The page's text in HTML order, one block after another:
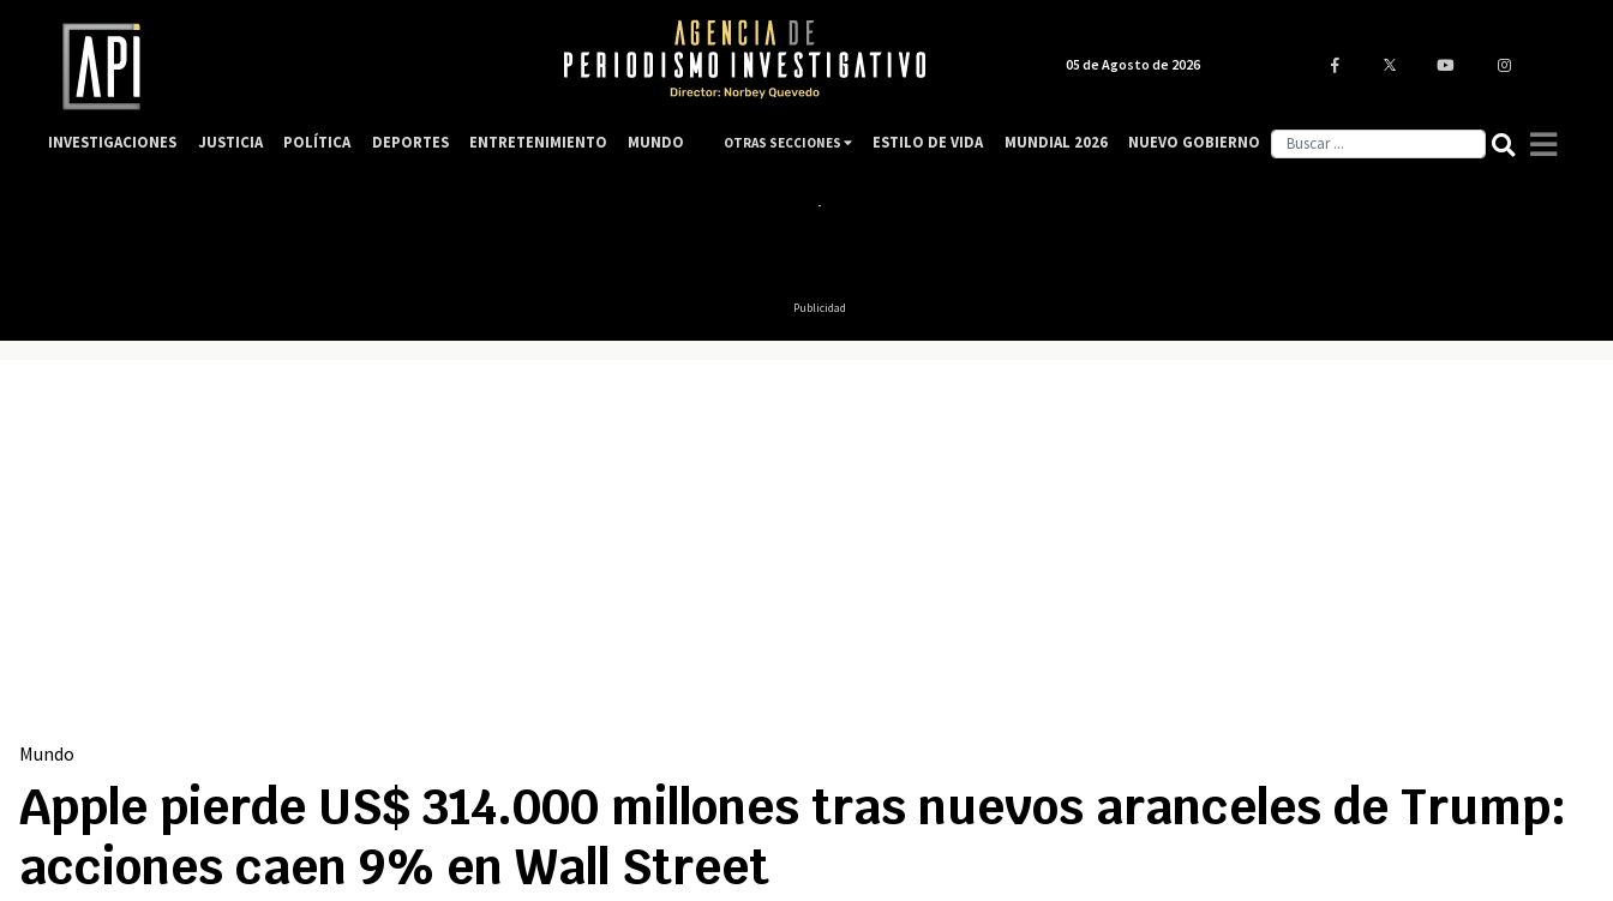
Publicidad
Mundo
Apple pierde US$ 314.000 millones tras nuevos aranceles de Trump:
acciones caen 9% en Wall Street
05 de Agosto de 2026
INVESTIGACIONES JUSTICIA POLÍTICA DEPORTES ENTRETENIMIENTO MUNDO OTRAS SECCIONES ESTILO DE VIDA MUNDIAL 2026 NUEVO GOBIERNO